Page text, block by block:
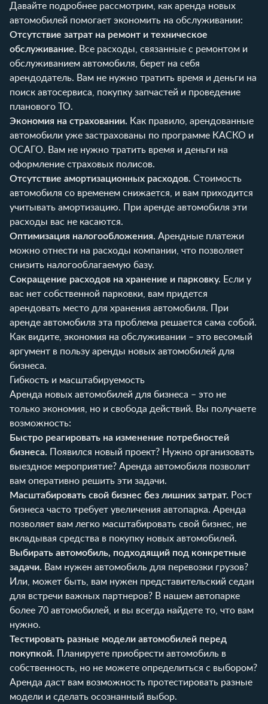
Давайте подробнее рассмотрим, как аренда новых
автомобилей помогает экономить на обслуживании:
Отсутствие затрат на ремонт и техническое
обслуживание. Все расходы, связанные с ремонтом и
обслуживанием автомобиля, берет на себя
арендодатель. Вам не нужно тратить время и деньги на
поиск автосервиса, покупку запчастей и проведение
планового ТО.
Экономия на страховании. Как правило, арендованные
автомобили уже застрахованы по программе КАСКО и
ОСАГО. Вам не нужно тратить время и деньги на
оформление страховых полисов.
Отсутствие амортизационных расходов. Стоимость
автомобиля со временем снижается, и вам приходится
учитывать амортизацию. При аренде автомобиля эти
расходы вас не касаются.
Оптимизация налогообложения. Арендные платежи
можно отнести на расходы компании, что позволяет
снизить налогооблагаемую базу.
Сокращение расходов на хранение и парковку. Если у
вас нет собственной парковки, вам придется
арендовать место для хранения автомобиля. При
аренде автомобиля эта проблема решается сама собой.
Как видите, экономия на обслуживании – это весомый
аргумент в пользу аренды новых автомобилей для
бизнеса.
Гибкость и масштабируемость
Аренда новых автомобилей для бизнеса – это не
только экономия, но и свобода действий. Вы получаете
возможность:
Быстро реагировать на изменение потребностей
бизнеса. Появился новый проект? Нужно организовать
выездное мероприятие? Аренда автомобиля позволит
вам оперативно решить эти задачи.
Масштабировать свой бизнес без лишних затрат. Рост
бизнеса часто требует увеличения автопарка. Аренда
позволяет вам легко масштабировать свой бизнес, не
вкладывая средства в покупку новых автомобилей.
Выбирать автомобиль, подходящий под конкретные
задачи. Вам нужен автомобиль для перевозки грузов?
Или, может быть, вам нужен представительский седан
для встречи важных партнеров? В нашем автопарке
более 70 автомобилей, и вы всегда найдете то, что вам
нужно.
Тестировать разные модели автомобилей перед
покупкой. Планируете приобрести автомобиль в
собственность, но не можете определиться с выбором?
Аренда даст вам возможность протестировать разные
модели и сделать осознанный выбор.